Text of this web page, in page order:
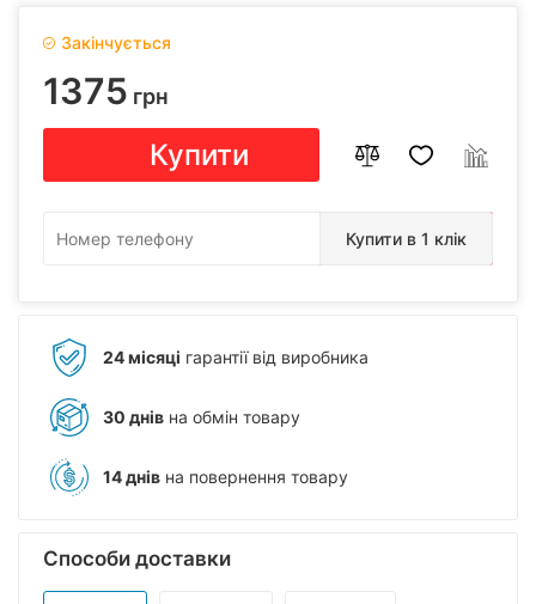
Закінчується
1375 грн
Купити
Купити в 1 клік
24 місяці гарантії від виробника
30 днів на обмін товару
14 днів на повернення товару
Способи доставки